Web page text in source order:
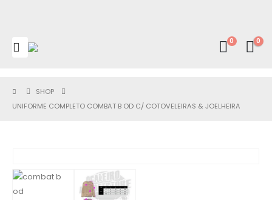
0 0
SHOP
UNIFORME COMPLETO COMBAT B OD C/ COTOVELEIRAS & JOELHEIRA